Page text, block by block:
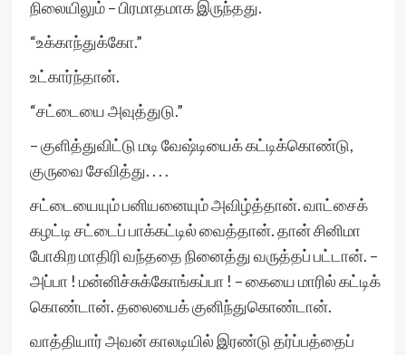
நிலையிலும் – பிரமாதமாக இருந்தது.
“உக்காந்துக்கோ.”
உட்கார்ந்தான்.
“சட்டையை அவுத்துடு.”
– குளித்துவிட்டு மடி வேஷ்டியைக் கட்டிக்கொண்டு,
குருவை சேவித்து. . . .
சட்டையையும் பனியனையும் அவிழ்த்தான். வாட்சைக்
கழட்டி சட்டைப் பாக்கட்டில் வைத்தான். தான் சினிமா
போகிற மாதிரி வந்ததை நினைத்து வருத்தப் பட்டான். –
அப்பா ! மன்னிச்சுக்கோங்கப்பா ! – கையை மாரில் கட்டிக்
கொண்டான். தலையைக் குனிந்துகொண்டான்.
வாத்தியார் அவன் காலடியில் இரண்டு தர்ப்பத்தைப்